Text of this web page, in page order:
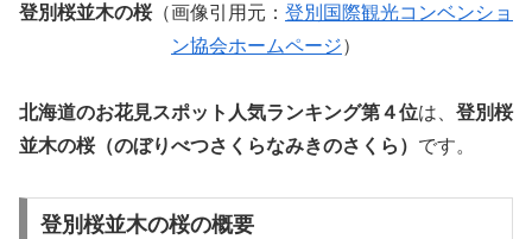
登別桜並木の桜（画像引用元： 登別国際観光コンベンショ
ン協会ホームページ）
北海道のお花見スポット人気ランキング第４位は、 登別桜
並木の桜（のぼりべつさくらなみきのさくら） です。
登別桜並木の桜の概要